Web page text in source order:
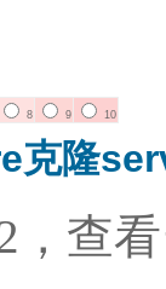
8 9 10
克隆
，查